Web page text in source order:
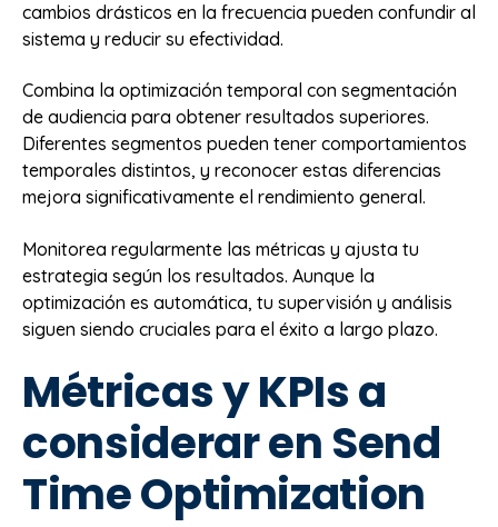
cambios drásticos en la frecuencia pueden confundir al
sistema y reducir su efectividad.
Combina la optimización temporal con segmentación
de audiencia para obtener resultados superiores.
Diferentes segmentos pueden tener comportamientos
temporales distintos, y reconocer estas diferencias
mejora significativamente el rendimiento general.
Monitorea regularmente las métricas y ajusta tu
estrategia según los resultados. Aunque la
optimización es automática, tu supervisión y análisis
siguen siendo cruciales para el éxito a largo plazo.
Métricas y KPIs a
considerar en Send
Time Optimization